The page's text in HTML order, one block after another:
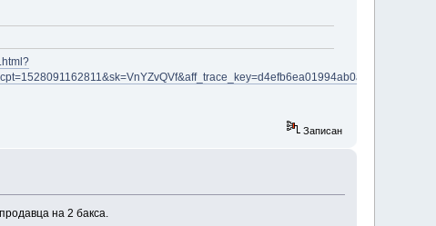
Записан
на 2 бакса.